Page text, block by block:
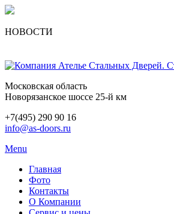
НОВОСТИ
Московская область
Новорязанское шоссе 25-й км
+7(495) 290 90 16
info@as-doors.ru
Menu
Главная
Фото
Контакты
О Компании